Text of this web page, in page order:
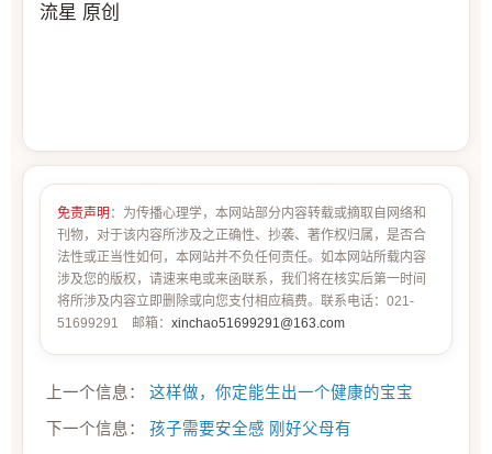
流星 原创
免责声明 ：为传播心理学，本网站部分内容转载或摘取自网络和
刊物，对于该内容所涉及之正确性、抄袭、著作权归属，是否合
法性或正当性如何，本网站并不负任何责任。如本网站所载内容
涉及您的版权，请速来电或来函联系，我们将在核实后第一时间
将所涉及内容立即删除或向您支付相应稿费。联系电话：021-
51699291 邮箱： xinchao51699291@163.com
上一个信息： 这样做，你定能生出一个健康的宝宝
下一个信息： 孩子需要安全感 刚好父母有